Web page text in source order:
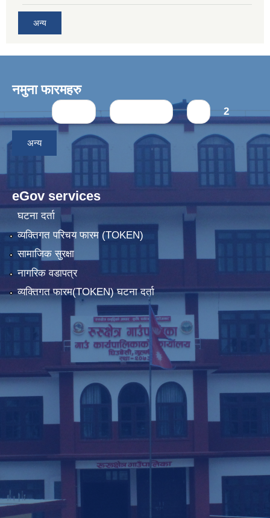
अन्य
नमुना फारमहरु
Pages 2
अन्य
eGov services
घटना दर्ता
व्यक्तिगत परिचय फारम (TOKEN)
सामाजिक सुरक्षा
नागरिक वडापत्र
व्यक्तिगत फारम(TOKEN) घटना दर्ता